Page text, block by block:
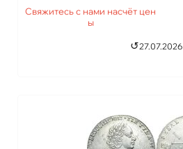
Свяжитесь с нами насчёт цен
ы
↺27.07.2026